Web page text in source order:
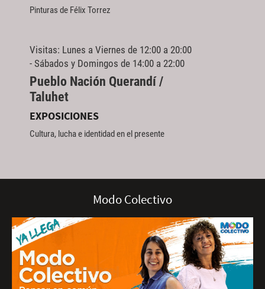
Pinturas de Félix Torrez
Visitas: Lunes a Viernes de 12:00 a 20:00
- Sábados y Domingos de 14:00 a 22:00
Pueblo Nación Querandí /
Taluhet
EXPOSICIONES
Cultura, lucha e identidad en el presente
Gente que dice